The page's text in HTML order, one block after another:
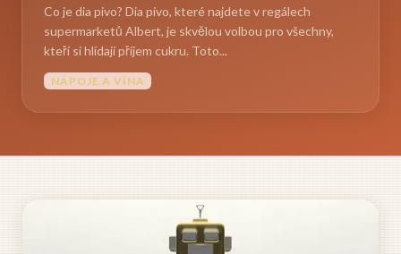
Co je dia pivo? Dia pivo, které najdete v regálech
supermarketů Albert, je skvělou volbou pro všechny,
kteří si hlídají příjem cukru. Toto...
NÁPOJE A VÍNA